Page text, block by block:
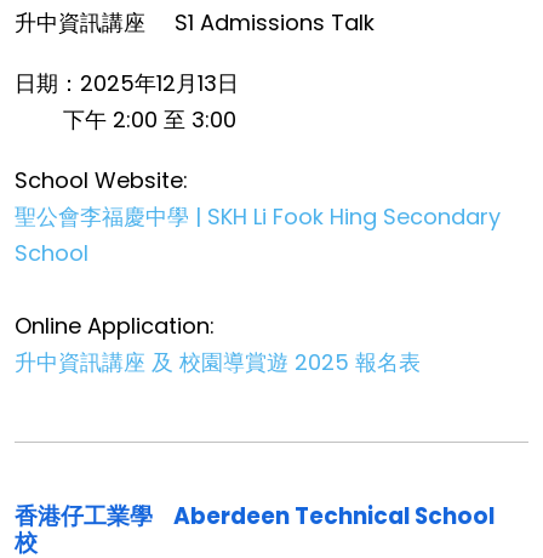
升中資訊講座
S1 Admissions Talk
日期：2025年12月13日
下午 2:00 至 3:00
School Website:
聖公會李福慶中學 | SKH Li Fook Hing Secondary
School
Online Application:
升中資訊講座 及 校園導賞遊 2025 報名表
香港仔工業學
校
Aberdeen Technical School